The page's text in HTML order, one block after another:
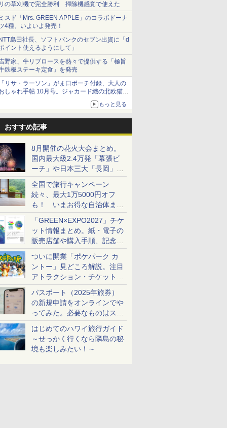
の草刈機で完全勝利 掃除機感覚で使えた
スド「Mrs. GREEN APPLE」のコラボドーナ
4種、いよいよ発売！
島田社長、ソフトバンクのセブン出資に「d
イント使えるようにして」
野家、牛リブロースを熱々で提供する「極旨
鉄板ステーキ定食」を発売
リサ・ラーソン」がま口ポーチ付録、大人の
しゃれ手帖 10月号。ジャカード織の北欧猫デ
もっと見る
おすすめ記事
8月開催の花火大会まとめ。
国内最大級2.4万発「幕張ビ
ーチ」や日本三大「長岡」な
ど大型イベント目白押し！
全国で旅行キャンペーン
続々、最大1万5000円オフ
も！ いまお得な自治体まと
め
「GREEN×EXPO2027」チケ
ット情報まとめ。紙・電子の
販売店舗や購入手順、記念チ
ケットも解説
ついに開業「ポケパーク カ
ントー」見どころ解説。注目
アトラクション・チケット手
配・来場前に必要な準備は？
パスポート（2025年旅券）
の新規申請をオンラインでや
ってみた。必要なものはスマ
ホとマイナカードのみ
はじめてのハワイ旅行ガイド
～せっかく行くなら隣島の秘
境も楽しみたい！～